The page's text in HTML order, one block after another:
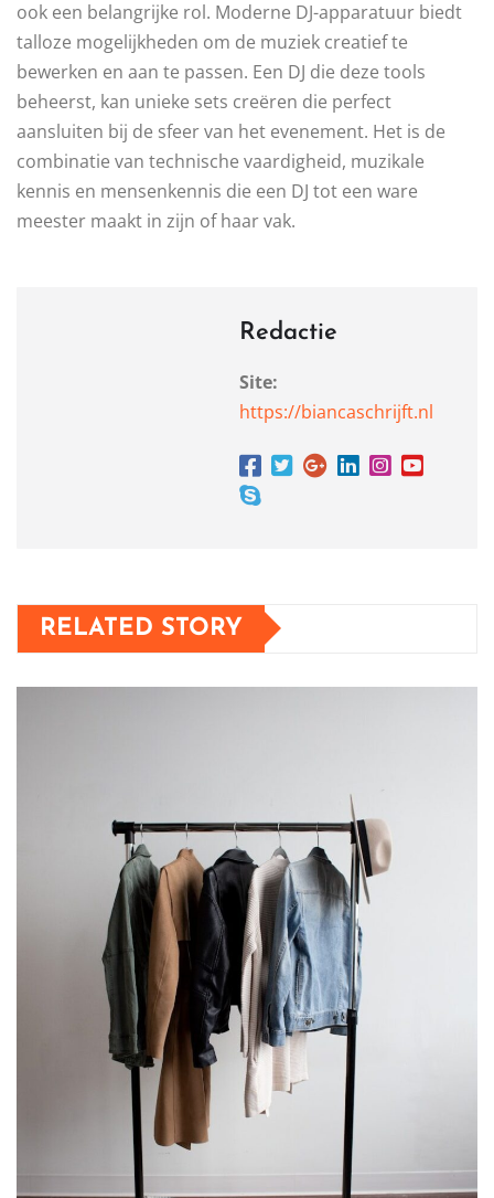
ook een belangrijke rol. Moderne DJ-apparatuur biedt
talloze mogelijkheden om de muziek creatief te
bewerken en aan te passen. Een DJ die deze tools
beheerst, kan unieke sets creëren die perfect
aansluiten bij de sfeer van het evenement. Het is de
combinatie van technische vaardigheid, muzikale
kennis en mensenkennis die een DJ tot een ware
meester maakt in zijn of haar vak.
Redactie
Site:
https://biancaschrijft.nl
RELATED STORY